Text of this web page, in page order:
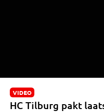
VIDEO
HC Tilburg pakt